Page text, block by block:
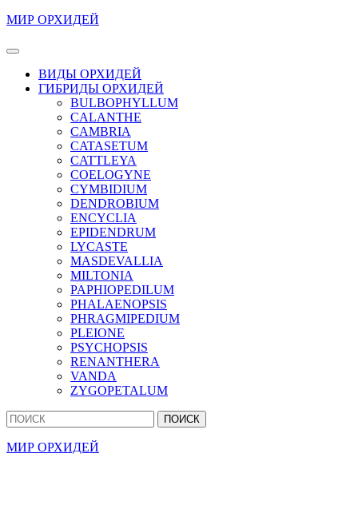
Перейти
содержимому
содержимому
МИР ОРХИДЕЙ
Кнопка
ОткрытьВИДЫ ОРХИДЕЙ
ГИБРИДЫ ОРХИДЕЙ
BULBOPHYLLUM
CALANTHE
CAMBRIA
CATASETUM
CATTLEYA
COELOGYNE
CYMBIDIUM
DENDROBIUM
ENCYCLIA
EPIDENDRUM
LYCASTE
MASDEVALLIA
MILTONIA
PAPHIOPEDILUM
PHALAENOPSIS
PHRAGMIPEDIUM
PLEIONE
PSYCHOPSIS
RENANTHERA
VANDA
ZYGOPETALUM
Кнопка
Закрыть
Найти:
МИР ОРХИДЕЙ